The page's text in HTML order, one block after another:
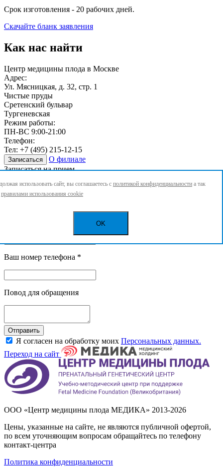
Срок изготовления - 20 рабочих дней.
Скачайте бланк заявления
Как нас найти
Центр медицины плода в Москве
Адрес:
Ул. Мясницкая, д. 32, стр. 1
Чистые пруды
Сретенский бульвар
Тургеневская
Режим работы:
ПН-ВС 9:00-21:00
Телефон:
Тел: +7 (495) 215-12-15
Записаться
О филиале
Записаться на прием
Услуги
Ваш номер телефона *
Повод для обращения
Отправить
Я согласен на обработку моих Персональных данных.
Переход на сайт
ООО «Центр медицины плода МЕДИКА» 2013-2026
Цены, указанные на сайте, не являются публичной офертой,
по всем уточняющим вопросам обращайтесь по телефону
контакт-центра
Политика конфиденциальности
использовать сайт, вы соглашаетесь с политикой конфиденциальности а так
правилами использования cookie
OK